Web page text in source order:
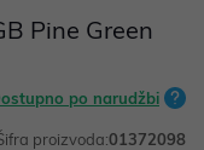
Pine Green
po narudžbi
proizvoda:01372098